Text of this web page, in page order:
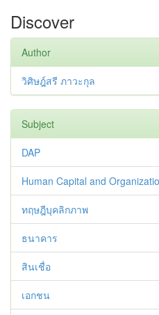
Discover
Author
วิศิษฎ์สรี ภาวะกุล
Subject
DAP
Human Capital and
ทฤษฎีบุคลิกภาพ
ธนาคาร
สินเชื่อ
เอกชน